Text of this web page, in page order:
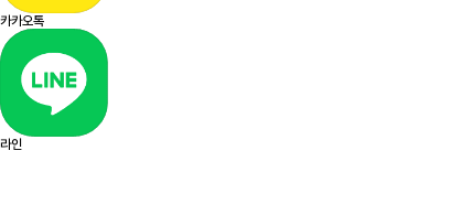
카카오톡
라인